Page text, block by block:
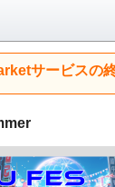
サービスの